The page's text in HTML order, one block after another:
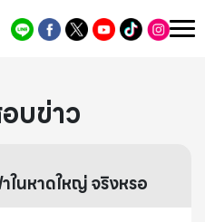
บข่าว
ในหาดใหญ่ จริงหรอ